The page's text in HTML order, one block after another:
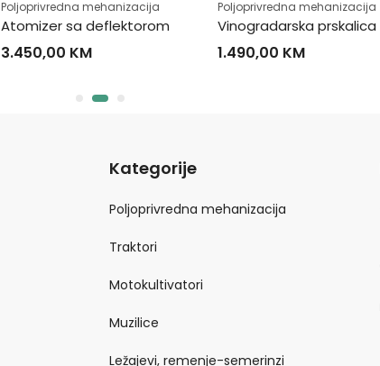
Poljoprivredna mehanizacija
Atomizer sa deflektorom
3.450,00 KM
Poljoprivredna mehanizacija
Vinogradarska prskalica
1.490,00 KM
Kategorije
Poljoprivredna mehanizacija
Traktori
Motokultivatori
Muzilice
Ležajevi, remenje-semerinzi